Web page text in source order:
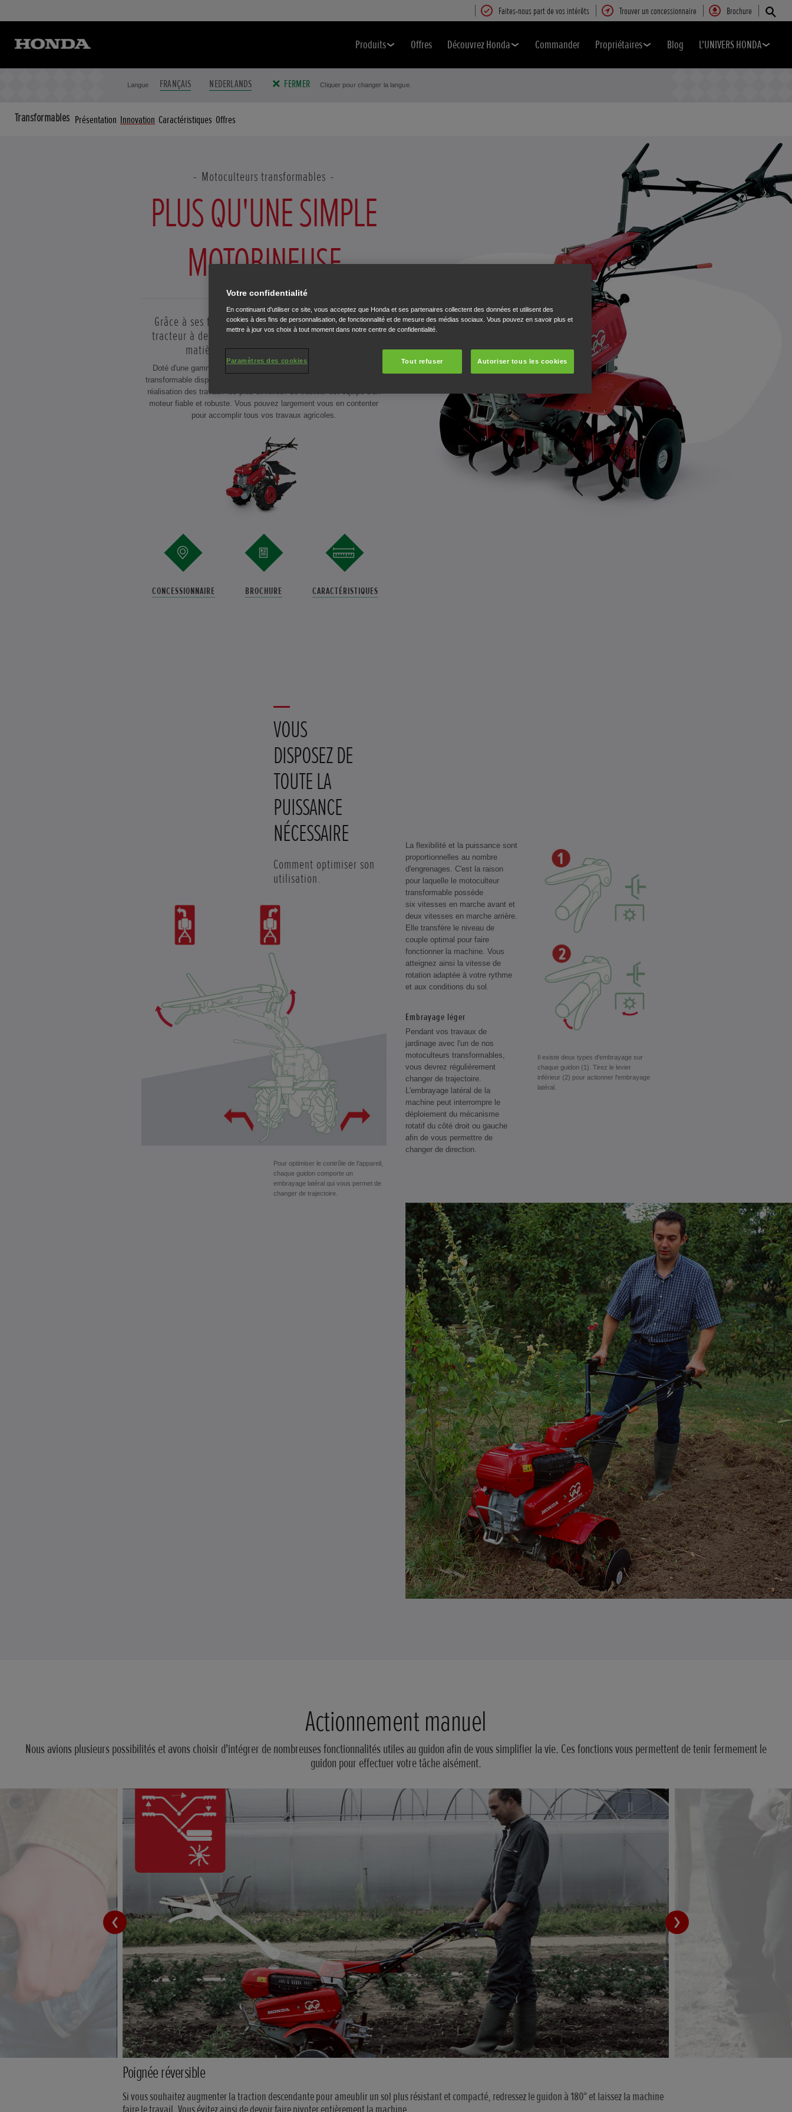
Faites-nous part de vos intérêts Trouver un concessionnaire Brochure
Produits Offres Découvrez Honda Commander Propriétaires Blog L'UNIVERS HONDA
Langue FRANÇAIS NEDERLANDS FERMER Cliquer pour changer la langue.
Transformables Présentation Innovation Caractéristiques Offres
Motoculteurs transformables
PLUS QU'UNE SIMPLE
MOTOBINEUSE
Grâce à ses fonctionnalités ultra performantes, ce
tracteur à deux roues constitue le premier choix en
matière d'outil d'entretien des sols.
Doté d'une gamme variée d'accessoires en option, le motoculteur
transformable dispose de toutes les caractéristiques nécessaires à la
réalisation des travaux les plus difficiles. Ce tracteur est équipé d'un
moteur fiable et robuste. Vous pouvez largement vous en contenter
pour accomplir tous vos travaux agricoles.
CONCESSIONNAIRE BROCHURE CARACTÉRISTIQUES
VOUS
DISPOSEZ DE
TOUTE LA
PUISSANCE
NÉCESSAIRE
Comment optimiser son
utilisation.
Pour optimiser le contrôle de l'appareil,
chaque guidon comporte un
embrayage latéral qui vous permet de
changer de trajectoire.
La flexibilité et la puissance sont
proportionnelles au nombre
d'engrenages. C'est la raison
pour laquelle le motoculteur
transformable possède
six vitesses en marche avant et
deux vitesses en marche arrière.
Elle transfère le niveau de
couple optimal pour faire
fonctionner la machine. Vous
atteignez ainsi la vitesse de
rotation adaptée à votre rythme
et aux conditions du sol.
Embrayage léger
Pendant vos travaux de
jardinage avec l'un de nos
motoculteurs transformables,
vous devrez régulièrement
changer de trajectoire.
L'embrayage latéral de la
machine peut interrompre le
déploiement du mécanisme
rotatif du côté droit ou gauche
afin de vous permettre de
changer de direction.
Il existe deux types d'embrayage sur
chaque guidon (1). Tirez le levier
inférieur (2) pour actionner l'embrayage
latéral.
Actionnement manuel
Nous avions plusieurs possibilités et avons choisir d'intégrer de nombreuses fonctionnalités utiles au guidon afin de vous simplifier la vie. Ces fonctions vous permettent de tenir fermement le
guidon pour effectuer votre tâche aisément.
Poignée réversible
Si vous souhaitez augmenter la traction descendante pour ameublir un sol plus résistant et compacté, redressez le guidon à 180° et laissez la machine
Votre confidentialité
En continuant d'utiliser ce site, vous acceptez que Honda et ses partenaires collectent des données et utilisent des
cookies à des fins de personnalisation, de fonctionnalité et de mesure des médias sociaux. Vous pouvez en savoir plus et
mettre à jour vos choix à tout moment dans notre centre de confidentialité.
Tout refuser Autoriser tous les cookies
Paramètres des cookies